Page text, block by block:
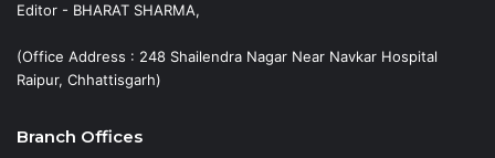
Editor - BHARAT SHARMA,
(Office Address : 248 Shailendra Nagar Near Navkar Hospital
Raipur, Chhattisgarh)
Branch Offices